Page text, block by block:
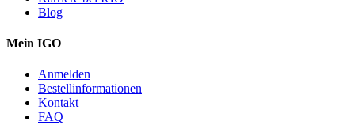
Blog
Mein IGO
Anmelden
Bestellinformationen
Kontakt
FAQ